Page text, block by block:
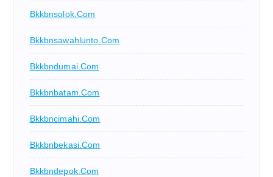
Bkkbnsolok.com
Bkkbnsawahlunto.com
Bkkbndumai.com
Bkkbnbatam.com
Bkkbncimahi.com
Bkkbnbekasi.com
Bkkbndepok.com